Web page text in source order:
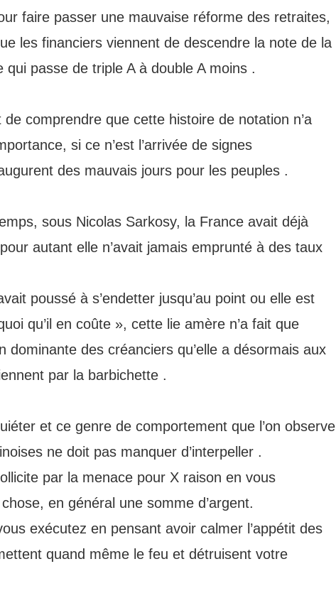
faire passer une mauvaise réforme des retraites,
les financiers viennent de descendre la note de la
qui passe de triple A à double A moins .
de comprendre que cette histoire de notation n’a
si ce n’est l’arrivée de signes
des mauvais jours pour les peuples .
sous Nicolas Sarkosy, la France avait déjà
autant elle n’avait jamais emprunté à des taux
poussé à s’endetter jusqu’au point ou elle est
qu’il en coûte », cette lie amère n’a fait que
dominante des créanciers qu’elle a désormais aux
par la barbichette .
et ce genre de comportement que l’on observe
ne doit pas manquer d’interpeller .
par la menace pour X raison en vous
en général une somme d’argent.
exécutez en pensant avoir calmer l’appétit des
quand même le feu et détruisent votre